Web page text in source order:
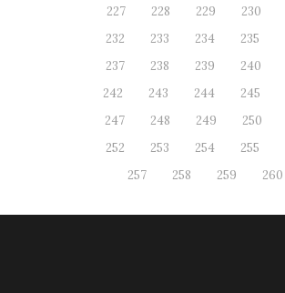
227
228 229 230
232
233 234 235
237
238 239 240
242
243 244 245
247
248 249 250
252
253 254 255
257
258 259 260